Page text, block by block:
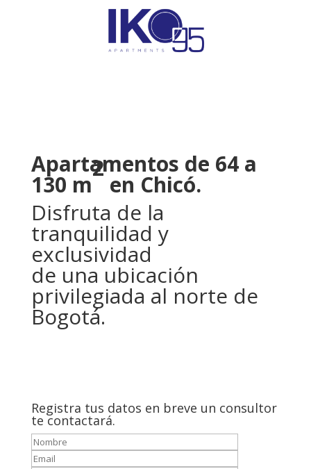
Apartamentos de 64 a
130 m
2
en Chicó.
Disfruta de la
tranquilidad y
exclusividad
de una ubicación
privilegiada al norte de
Bogotá.
Registra tus datos en breve un consultor
te contactará.